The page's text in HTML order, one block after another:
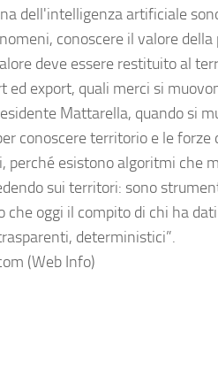
dell'intelligenza artificiale
conoscere il valore della
deve essere restituito al
export, quali merci si
Mattarella, quando si
conoscere territorio e le forze
perché esistono algoritmi che
sui territori: sono
che oggi il compito di chi ha
deterministici”.
(Web Info)